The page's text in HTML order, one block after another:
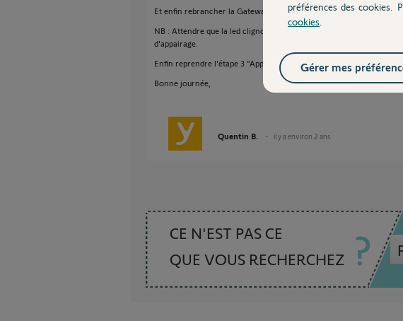
Et enfin rebrancher la Gateway.
NB : Attendre que la led clignote en vert et rouge pour commencer
d'appairage.
Enfin reprendre l'étape 3 "Appairage Wifi" sur l'application
Bonne journée,
Quentin B. il y a environ 2 ans
CE N'EST PAS CE
QUE VOUS RECHERCHEZ
préférences des cookies.
cookies
Gérer mes